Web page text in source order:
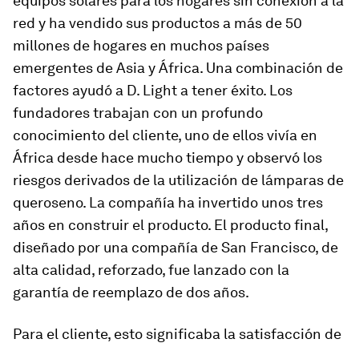
red y ha vendido sus productos a más de 50
millones de hogares en muchos países
emergentes de Asia y África. Una combinación de
factores ayudó a D. Light a tener éxito. Los
fundadores trabajan con un profundo
conocimiento del cliente, uno de ellos vivía en
África desde hace mucho tiempo y observó los
riesgos derivados de la utilización de lámparas de
queroseno. La compañía ha invertido unos tres
años en construir el producto. El producto final,
diseñado por una compañía de San Francisco, de
alta calidad, reforzado, fue lanzado con la
garantía de reemplazo de dos años.
Para el cliente, esto significaba la satisfacción de